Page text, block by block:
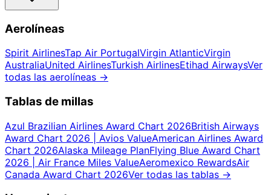
Aerolíneas
Spirit AirlinesTap Air PortugalVirgin AtlanticVirgin
AustraliaUnited AirlinesTurkish AirlinesEtihad AirwaysVer
todas las aerolíneas →
Tablas de millas
Azul Brazilian Airlines Award Chart 2026British Airways
Award Chart 2026 | Avios ValueAmerican Airlines Award
Chart 2026Alaska Mileage PlanFlying Blue Award Chart
2026 | Air France Miles ValueAeromexico RewardsAir
Canada Award Chart 2026Ver todas las tablas →